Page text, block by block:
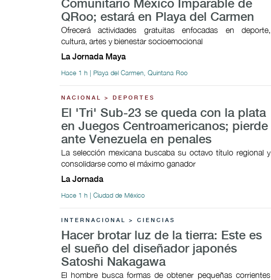
Comunitario México Imparable de
QRoo; estará en Playa del Carmen
Ofrecerá actividades gratuitas enfocadas en deporte,
cultura, artes y bienestar socioemocional
La Jornada Maya
Hace 1 h | Playa del Carmen, Quintana Roo
NACIONAL > DEPORTES
El 'Tri' Sub-23 se queda con la plata
en Juegos Centroamericanos; pierde
ante Venezuela en penales
La selección mexicana buscaba su octavo título regional y
consolidarse como el máximo ganador
La Jornada
Hace 1 h | Ciudad de México
INTERNACIONAL > CIENCIAS
Hacer brotar luz de la tierra: Este es
el sueño del diseñador japonés
Satoshi Nakagawa
El hombre busca formas de obtener pequeñas corrientes